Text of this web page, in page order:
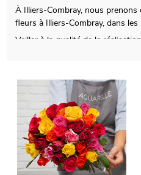
À Illiers-Combray, nous
fleurs à Illiers-Combray, dans les
Veiller à la qualité de la
bouquet, et une photo de
bouquet installé dans un
Cette photo vous est ensuite
puissiez vous assurer que le
sera identique à celui que vous
qu’aura lieu son envoi à Illiers-
plus original encore avec une
envies.